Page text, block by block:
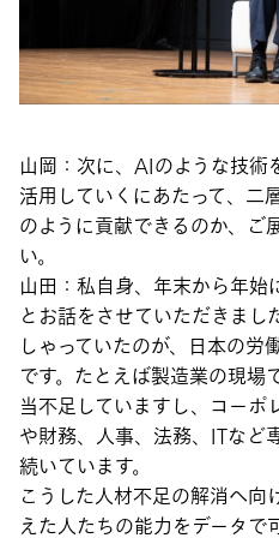
山岡 ：次に、AIのような技
活用していくにあたって、二
のように貢献できるのか、ご
い。
山田 ：私自身、年末から年
とお話をさせていただきまし
しゃっていたのが、日本の労
です。たとえば製造業の現場
当不足していますし、コー
や財務、人事、法務、ITなど
続いています。
こうした人材不足の解消へ向
えた人たちの能力をデータ